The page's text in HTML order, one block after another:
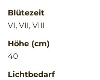
Blütezeit
VI, VII, VIII
Höhe (cm)
40
Lichtbedarf